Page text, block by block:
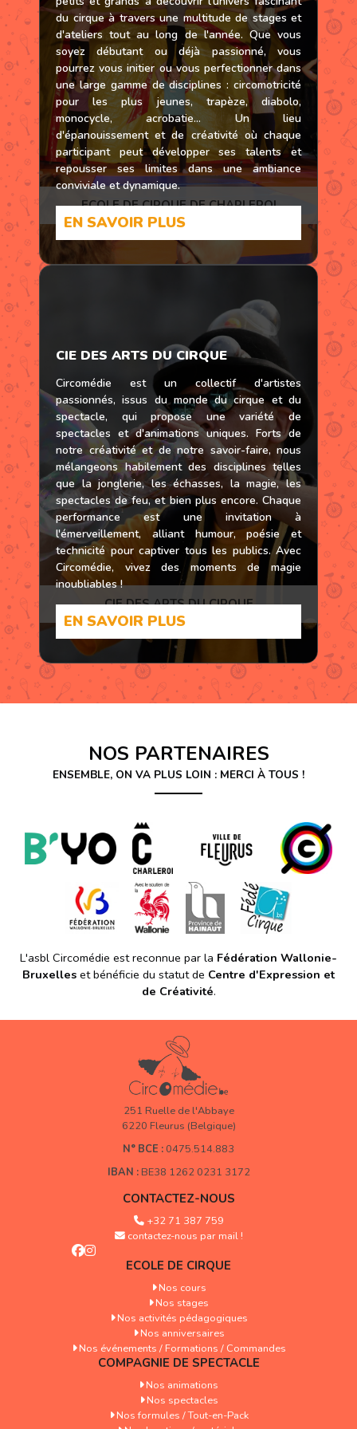
Comment m'inscrire ?
ACTIVITÉS PÉDAGOGIQUES
Pour les écoles
Circ'onstances / Handicirque
ANNIVERSAIRES
Nos formules
Réserve ton annif !
RÉSERVATIONS ET AGENDA
Réservations (événements, commandes & formations)
Sorties et prestations des jeunes
SUIVEZ-NOUS !
NOUVELLES PAGES EN COURS
Certaines rubriques de l’école sont encore en construction sur ce
site. En attendant, consultezwww.ecoledecirquedecharleroi.be
NOS FORMULES / TOUT-EN-PACK
Nos formules
NOS LOCATIONS / MATÉRIELS
Nos locations / matériels
DEVIS
Réalise ton devis !
SUIVEZ-NOUS !
ECOLE DE CIRQUE DE CHARLEROI
du cirque à travers une multitude de stages et
d'ateliers tout au long de l'année. Que vous
soyez débutant ou déjà passionné, vous
pourrez vous initier ou vous perfectionner dans
une large gamme de disciplines : circomotricité
pour les plus jeunes, trapèze, diabolo,
monocycle, acrobatie... Un lieu
d'épanouissement et de créativité où chaque
participant peut développer ses talents et
repousser ses limites dans une ambiance
conviviale et dynamique.
EN SAVOIR PLUS
CIE DES ARTS DU CIRQUE
CIE DES ARTS DU CIRQUE
Circomédie est un collectif d'artistes
passionnés, issus du monde du cirque et du
spectacle, qui propose une variété de
spectacles et d'animations uniques. Forts de
notre créativité et de notre savoir-faire, nous
mélangeons habilement des disciplines telles
que la jonglerie, les échasses, la magie, les
spectacles de feu, et bien plus encore. Chaque
performance est une invitation à
l'émerveillement, alliant humour, poésie et
technicité pour captiver tous les publics. Avec
Circomédie, vivez des moments de magie
inoubliables !
EN SAVOIR PLUS
NOS PARTENAIRES
ENSEMBLE, ON VA PLUS LOIN : MERCI À TOUS !
L'asbl Circomédie est reconnue par la Fédération Wallonie-
Bruxelles et bénéficie du statut de Centre d'Expression et
de Créativité.
251 Ruelle de l'Abbaye
6220 Fleurus (Belgique)
N° BCE : 0475.514.883
IBAN :BE38 1262 0231 3172
CONTACTEZ-NOUS
+32 71 387 759
contactez-nous par mail !
ECOLE DE CIRQUE
Nos cours
Nos stages
Nos activités pédagogiques
Nos anniversaires
Nos événements / Formations / Commandes
COMPAGNIE DE SPECTACLE
Nos animations
Nos spectacles
Nos formules / Tout-en-Pack